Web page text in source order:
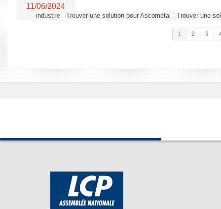
11/06/2024
industrie - Trouver une solution pour Ascométal - Trouver une
1 2 3